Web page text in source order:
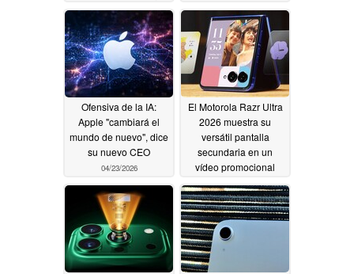
04/28/2026 04/27/2026
Ofensiva de la IA:
Apple "cambiará el
mundo de nuevo", dice
su nuevo CEO
04/23/2026
El Motorola Razr Ultra
2026 muestra su
versátil pantalla
secundaria en un
vídeo promocional
04/23/2026